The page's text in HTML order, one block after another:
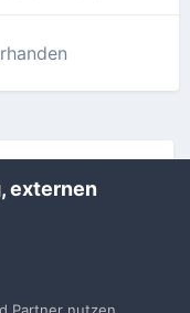
externen
Partner nutzen